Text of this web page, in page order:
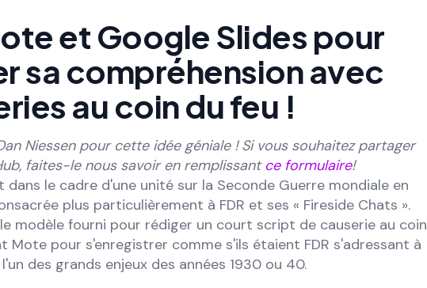
et Google Slides pour
sa compréhension avec
au coin du feu !
Niessen pour cette idée géniale ! Si vous souhaitez partager
faites-le nous savoir en remplissantce formulaire!
le cadre d'une unité sur la Seconde Guerre mondiale en
plus particulièrement à FDR et ses « Fireside Chats ».
modèle fourni pour rédiger un court script de causerie au coin
Mote pour s'enregistrer comme s'ils étaient FDR s'adressant à
des grands enjeux des années 1930 ou 40.